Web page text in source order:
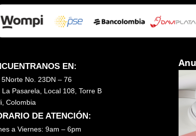
EN:
5Norte No. 23DN – 76
La Pasarela, Local 108, Torre B
Colombia
DE ATENCIÓN:
a Viernes: 9am – 6pm